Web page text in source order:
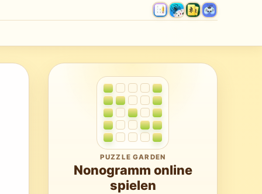
PUZZLE GARDEN
Nonogramm online
spielen